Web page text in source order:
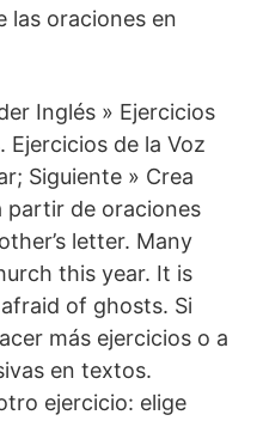
las oraciones en
Inglés » Ejercicios
Ejercicios de la Voz
Siguiente » Crea
partir de oraciones
letter. Many
this year. It is
of ghosts. Si
más ejercicios o a
en textos.
ejercicio: elige